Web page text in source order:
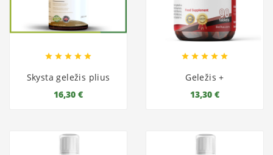
    
Skysta geležis plius
16,30 €
    
Geležis +
13,30 €